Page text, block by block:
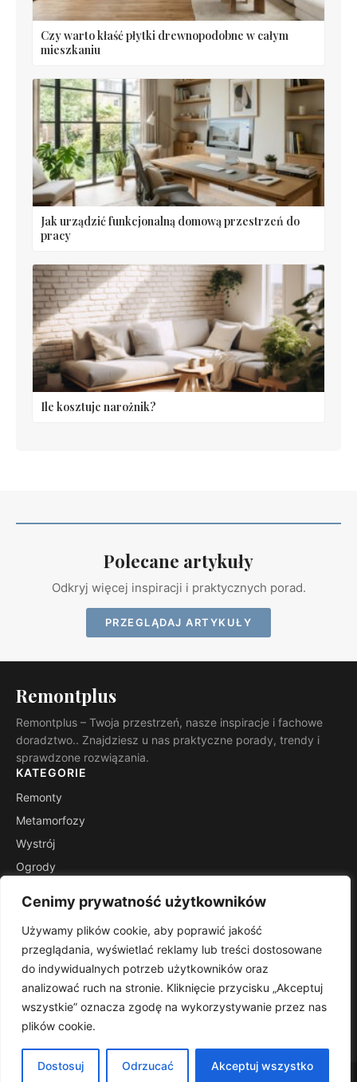
Cenimy prywatność użytkowników
Używamy plików cookie, aby poprawić jakość
przeglądania, wyświetlać reklamy lub treści dostosowane
do indywidualnych potrzeb użytkowników oraz
analizować ruch na stronie. Kliknięcie przycisku „Akceptuj
wszystkie” oznacza zgodę na wykorzystywanie przez nas
plików cookie.
Dostosuj Odrzucać Akceptuj wszystko
Czy warto kłaść płytki drewnopodobne w całym
mieszkaniu
Jak urządzić funkcjonalną domową przestrzeń do
pracy
Ile kosztuje narożnik?
Polecane artykuły
Odkryj więcej inspiracji i praktycznych porad.
PRZEGLĄDAJ ARTYKUŁY
Remontplus
Remontplus – Twoja przestrzeń, nasze inspiracje i fachowe
doradztwo.. Znajdziesz u nas praktyczne porady, trendy i
sprawdzone rozwiązania.
KATEGORIE
Remonty
Metamorfozy
Wystrój
Ogrody
INFORMACJE
Kontakt
Mapa witryny
Polityka prywatności
RSS